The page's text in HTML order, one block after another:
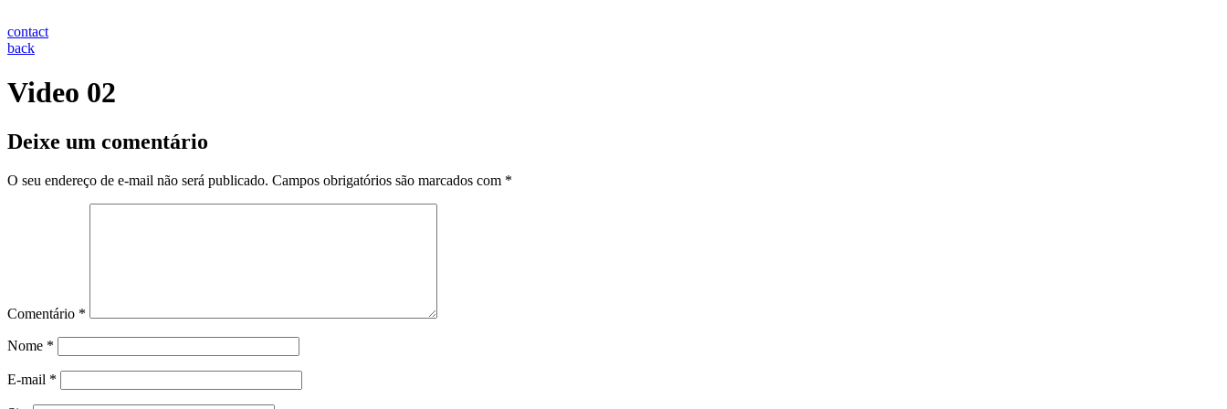
para
o
contact
back
Video 02
Deixe um comentário
O seu endereço de e-mail não será publicado. Campos obrigatórios são marcados com *
Comentário *
Nome *
E-mail *